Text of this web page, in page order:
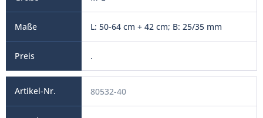
L: 50-64 cm + 42 cm; B: 25/35 mm
.
80532-40